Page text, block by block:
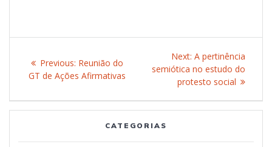
navigation
Previous: Previous
post:
Reunião do
GT de Ações Afirmativas
Next: Next
post:
A pertinência
semiótica no estudo do
protesto social
CATEGORIAS